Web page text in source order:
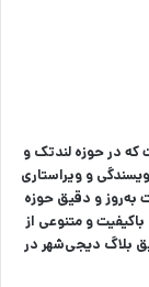
که در حوزه لندتک و
و ویراستاری
به‌روز و دقیق حوزه
و متنوعی از
بلاگ دیجی‌شهر در